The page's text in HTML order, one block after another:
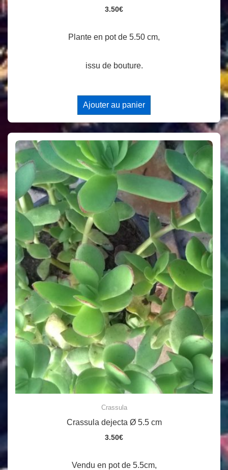
3.50€
Plante en pot de 5.50 cm,
issu de bouture.
Ajouter au panier
Crassula
Crassula dejecta Ø 5.5 cm
3.50€
Vendu en pot de 5.5cm,